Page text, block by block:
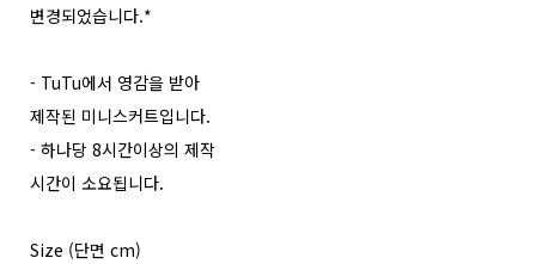
변경되었습니다.*
- TuTu에서 영감을 받아
제작된 미니스커트입니다.
- 하나당 8시간이상의 제작
시간이 소요됩니다.
Size (단면 cm)